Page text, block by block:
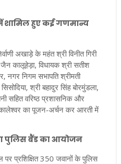
शामिल हुए कई गणमान्य
अखाड़े के महंत श्री विनीत गिरी
कालूहेड़ा, विधायक श्री सतीश
नगर निगम सभापति श्रीमती
श्री बहादुर सिंह बोरमुंडला,
सहित वरिष्ठ प्रशासनिक और
का पूजन-अर्चन कर आरती में
पुलिस बैंड का आयोजन
पर प्रशिक्षित 350 जवानों के पुलिस